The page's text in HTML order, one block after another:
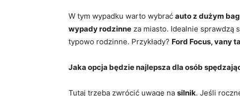
W tym wypadku warto wybrać auto z dużym
wypady rodzinne za miasto. Idealnie sprawdzą
typowo rodzinne. Przykłady? Ford Focus, vany
Jaka opcja będzie najlepsza dla osób
Tutaj trzeba zwrócić uwagę na silnik. Jeśli